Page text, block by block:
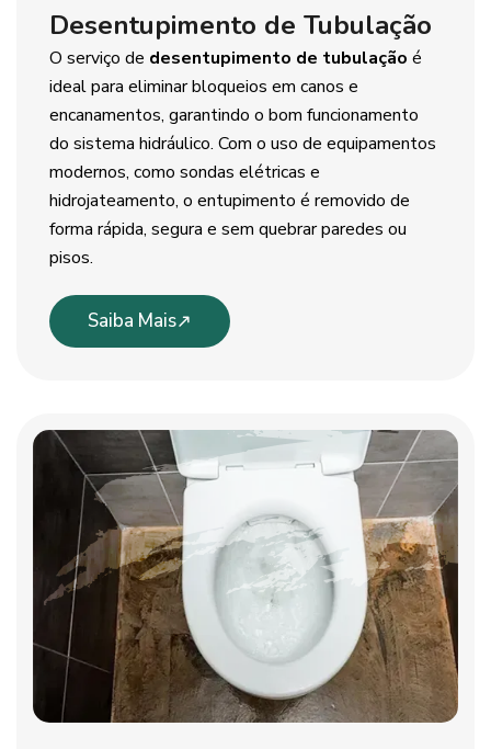
Desentupimento de Tubulação
O serviço de desentupimento de tubulação é
ideal para eliminar bloqueios em canos e
encanamentos, garantindo o bom funcionamento
do sistema hidráulico. Com o uso de equipamentos
modernos, como sondas elétricas e
hidrojateamento, o entupimento é removido de
forma rápida, segura e sem quebrar paredes ou
pisos.
Saiba Mais